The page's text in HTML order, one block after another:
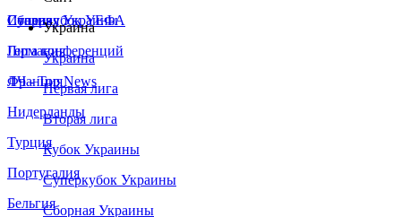
Сборная Украины
Италия
Германия
Франция
Нидерланды
Турция
Португалия
Бельгия
Суперкубок УЕФА
Лига конференций
ЛЧ - Top News
Украина
Украина
Первая лига
Вторая лига
Кубок Украины
Суперкубок Украины
Сборная Украины